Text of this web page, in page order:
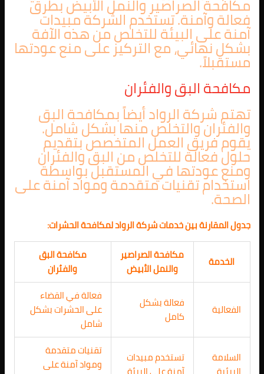
مكافحة الصراصير والنمل الأبيض بطرق
فعالة وآمنة. تستخدم الشركة مبيدات
آمنة على البيئة للتخلص من هذه الآفة
بشكل نهائي، مع التركيز على منع عودتها
مستقبلاً.
مكافحة البق والفئران
تهتم شركة الرواد أيضاً بمكافحة البق
والفئران والتخلص منها بشكل شامل.
يقوم فريق العمل المتخصص بتقديم
حلول فعالة للتخلص من البق والفئران
ومنع عودتها في المستقبل بواسطة
استخدام تقنيات متقدمة ومواد آمنة على
الصحة.
جدول المقارنة بين خدمات شركة الرواد لمكافحة الحشرات:
الخدمة
مكافحة الصراصير
والنمل الأبيض
مكافحة البق
والفئران
الفعالية
فعالة بشكل
كامل
فعالة في القضاء
على الحشرات بشكل
شامل
السلامة
تستخدم مبيدات
تقنيات متقدمة
ومواد آمنة على